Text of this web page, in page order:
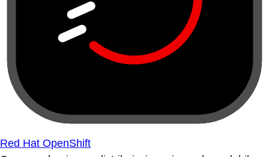
Red Hat OpenShift